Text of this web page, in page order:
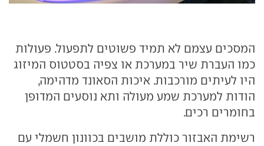
המסכים עצמם לא תמיד פשוטים לתפעול. פעולות
כמו העברת שיר במערכת או צפיה בסטטוס המיזוג
היו לעיתים מורכבות. איכות הסאונד מדהימה,
הודות למערכת שמע מעולה ותא נוסעים המדופן
בחומרים רכים.
רשימת האבזור כוללת מושבים בכוונון חשמלי עם